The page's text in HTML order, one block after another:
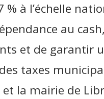
à l’échelle
au
et de garantir
taxes
la mairie de